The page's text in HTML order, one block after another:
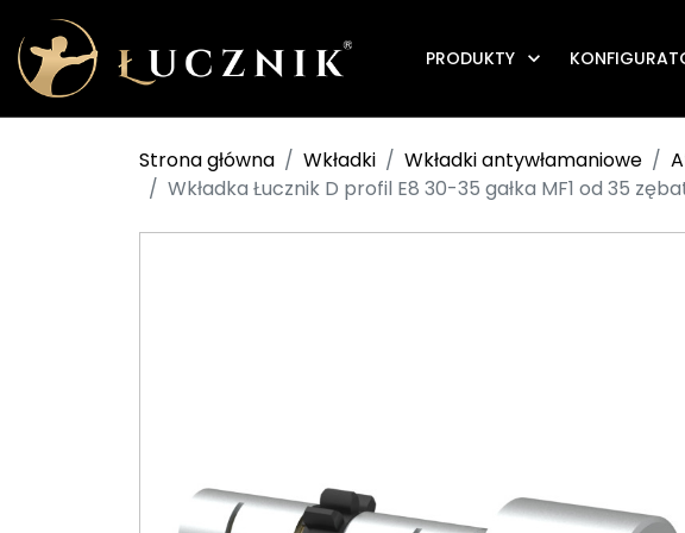
PRODUKTY 
Strona główna Wkładki Wkładki antywłamaniowe
Wkładka Łucznik D profil E8 30-35 gałka MF1 od 35